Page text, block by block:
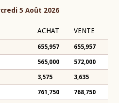
5 Août 2026
ACHAT VENTE
655,957 655,957
565,000 572,000
3,575 3,635
761,750 768,750